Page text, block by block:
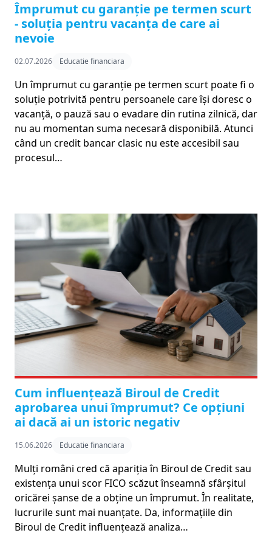
Împrumut cu garanție pe termen scurt
- soluția pentru vacanța de care ai
nevoie
02.07.2026 Educatie financiara
Un împrumut cu garanție pe termen scurt poate fi o
soluție potrivită pentru persoanele care își doresc o
vacanță, o pauză sau o evadare din rutina zilnică, dar
nu au momentan suma necesară disponibilă. Atunci
când un credit bancar clasic nu este accesibil sau
procesul…
Cum influențează Biroul de Credit
aprobarea unui împrumut? Ce opțiuni
ai dacă ai un istoric negativ
15.06.2026 Educatie financiara
Mulți români cred că apariția în Biroul de Credit sau
existența unui scor FICO scăzut înseamnă sfârșitul
oricărei șanse de a obține un împrumut. În realitate,
lucrurile sunt mai nuanțate. Da, informațiile din
Biroul de Credit influențează analiza…